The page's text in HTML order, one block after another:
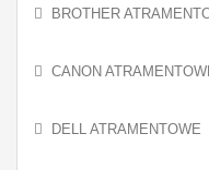
BROTHER
CANON
DELL ATRAMENTOWE